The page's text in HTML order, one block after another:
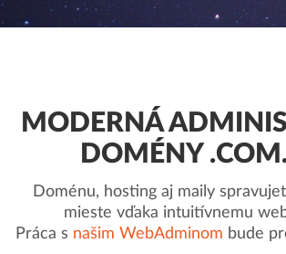
MODERNÁ
DOMÉNY
Doménu, hosting aj maily
mieste vďaka intuitívnemu
Práca s našim WebAdminom bude